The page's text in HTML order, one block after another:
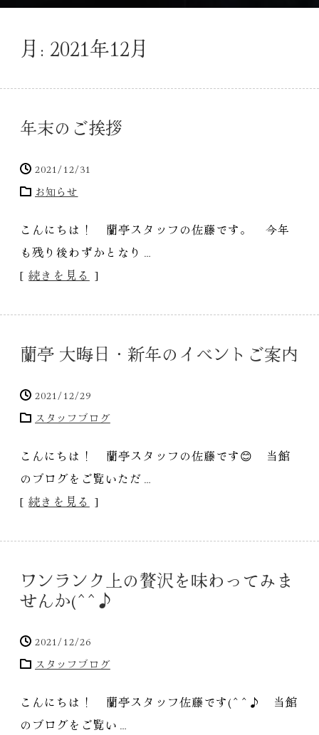
月: 2021年12月
年末のご挨拶
2021/12/31
お知らせ
こんにちは！ 蘭亭スタッフの佐藤です。 今年
も残り後わずかとなり…
[続きを見る ]
蘭亭 大晦日・新年のイベントご案内
2021/12/29
スタッフブログ
こんにちは！ 蘭亭スタッフの佐藤です😊 当館
のブログをご覧いただ…
[続きを見る ]
ワンランク上の贅沢を味わってみま
せんか(^^♪
2021/12/26
スタッフブログ
こんにちは！ 蘭亭スタッフ佐藤です(^^♪ 当館
のブログをご覧い…